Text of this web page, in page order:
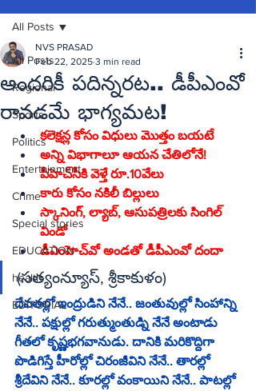
All Posts
Regional
Sports
Politics
Entertainment
Crime
Special stories
EDUCATION
health
EDITORIAL
All Posts
అందరికీ పదిన్నరట.. డీపీఎంవో
రావడమే భాగ్యమట!
NVS PRASAD
Feb 22, 2025 3 min read
కలెక్షన్ల కోసం విధులు మొత్తం బయటే
అన్ని విభాగాలూ ఆయన చేతిలోనే!
పీహెచ్‌సీకి వెళ్తే రూ.10వేలు
కారు కోసం నకిలీ బిల్లులు
స్కానింగ్‌, ల్యాబ్‌, ఆసుపత్రిలకు సింగిల్‌
విండో
డీఎంహెచ్‌వో అండతో డీపీఎంవో దందా
(సత్యంన్యూస్‌, శ్రీకాకుళం)
దేవతల్లో ఇంద్రుడిని నేనే.. జంతువుల్లో సింహాన్ని
నేనే.. పక్షుల్లో గరుత్ముంతుడ్ని నేనే అంటాడు
గీతలో కృష్ణభగవానుడు. దానికి మరికొద్దిగా
పొడిగిస్తే హీరోల్లో చిరంజీవిని నేనే.. తారల్లో
శ్రీదేవిని నేనే.. కూరల్లో వంకాయిని నేనే.. పాటల్లో